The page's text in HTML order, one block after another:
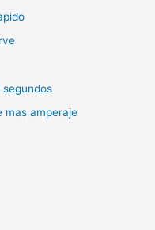
mas amperaje